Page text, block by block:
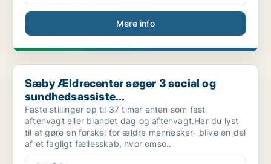
Mere info
Sæby Ældrecenter søger 3 social og sundhedsassiste...
Sæby Ældrecenter søger 3 social og
sundhedsassiste...
Faste stillinger op til 37 timer enten som fast
aftenvagt eller blandet dag og aftenvagt.Har du lyst
til at gøre en forskel for ældre mennesker- blive en del
af et fagligt fællesskab, hvor omso..